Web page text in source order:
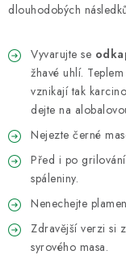
dlouhodobých
Vyvarujte se
žhavé uhlí.
vznikají tak
dejte na
Nejezte černé
Před i po grilování
spáleniny.
Nenechejte
Zdravější verzi si
syrového masa.